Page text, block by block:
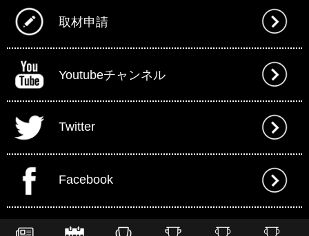
取材申請
Youtubeチャンネル
Twitter
Facebook